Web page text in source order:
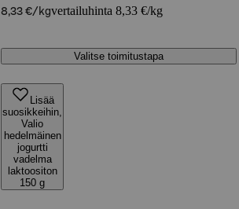
8,33 €/kgvertailuhinta 8,33 €/kg
Valitse toimitustapa
Lisää
suosikkeihin,
Valio
hedelmäinen
jogurtti
vadelma
laktoositon
150 g